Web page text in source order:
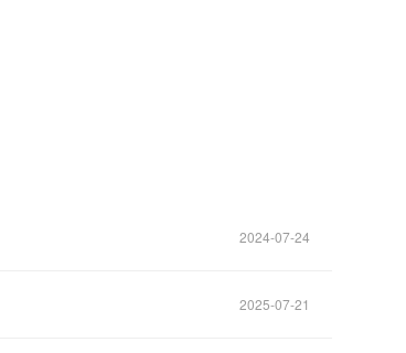
2024-07-24
2025-07-21